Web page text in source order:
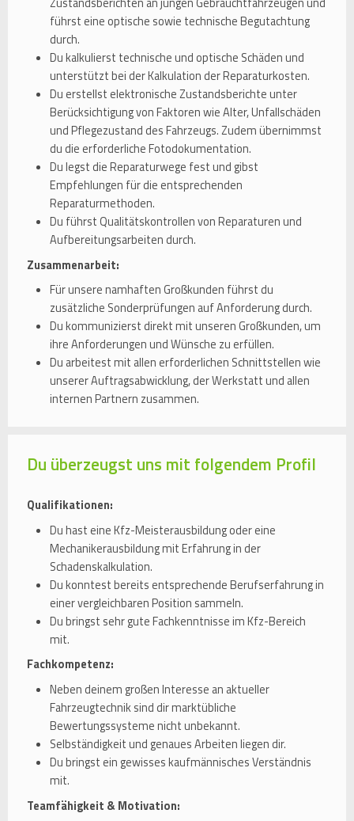
führst eine optische sowie technische Begutachtung
durch.
Du kalkulierst technische und optische Schäden und
unterstützt bei der Kalkulation der Reparaturkosten.
Du erstellst elektronische Zustandsberichte unter
Berücksichtigung von Faktoren wie Alter, Unfallschäden
und Pflegezustand des Fahrzeugs. Zudem übernimmst
du die erforderliche Fotodokumentation.
Du legst die Reparaturwege fest und gibst
Empfehlungen für die entsprechenden
Reparaturmethoden.
Du führst Qualitätskontrollen von Reparaturen und
Aufbereitungsarbeiten durch.
Zusammenarbeit:
Für unsere namhaften Großkunden führst du
zusätzliche Sonderprüfungen auf Anforderung durch.
Du kommunizierst direkt mit unseren Großkunden, um
ihre Anforderungen und Wünsche zu erfüllen.
Du arbeitest mit allen erforderlichen Schnittstellen wie
unserer Auftragsabwicklung, der Werkstatt und allen
internen Partnern zusammen.
Du überzeugst uns mit folgendem Profil
Qualifikationen:
Du hast eine Kfz-Meisterausbildung oder eine
Mechanikerausbildung mit Erfahrung in der
Schadenskalkulation.
Du konntest bereits entsprechende Berufserfahrung in
einer vergleichbaren Position sammeln.
Du bringst sehr gute Fachkenntnisse im Kfz-Bereich
mit.
Fachkompetenz:
Neben deinem großen Interesse an aktueller
Fahrzeugtechnik sind dir marktübliche
Bewertungssysteme nicht unbekannt.
Selbständigkeit und genaues Arbeiten liegen dir.
Du bringst ein gewisses kaufmännisches Verständnis
mit.
Teamfähigkeit & Motivation: